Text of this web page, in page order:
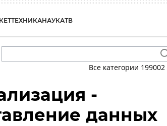
ТЕХНИКАНАУКАТВ
Все категории 199002
-
данных